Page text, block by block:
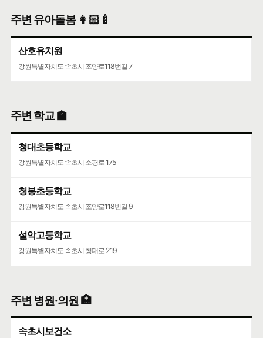
주변 유아돌봄 👩🏻‍🍼
산호유치원
강원특별자치도 속초시 조양로118번길 7
주변 학교 🏫
청대초등학교
강원특별자치도 속초시 소평로 175
청봉초등학교
강원특별자치도 속초시 조양로118번길 9
설악고등학교
강원특별자치도 속초시 청대로 219
주변 병원·의원 🏥
속초시보건소